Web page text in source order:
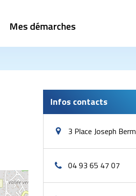
Mes démarches
Infos contacts
3 Place Joseph
04 93 65 47 07